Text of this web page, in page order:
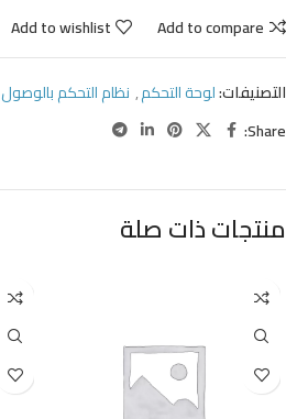
Add to compare
Add to wishlist
التصنيفات:لوحة التحكم, نظام التحكم بالوصول
Share:
منتجات ذات صلة